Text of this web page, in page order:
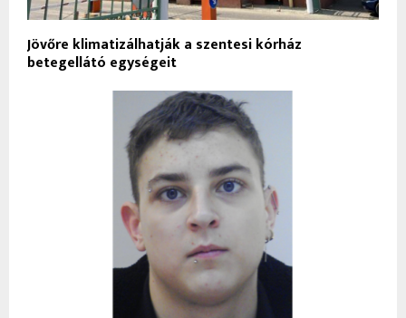
Jövőre klimatizálhatják a szentesi kórház
betegellátó egységeit